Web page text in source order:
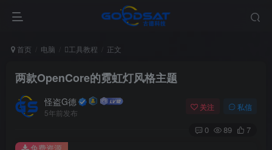
首页 电脑 工具教程 正文
两款OpenCore的霓虹灯风格主题
怪盗G德
5年前发布
关注 私信
0 89 7